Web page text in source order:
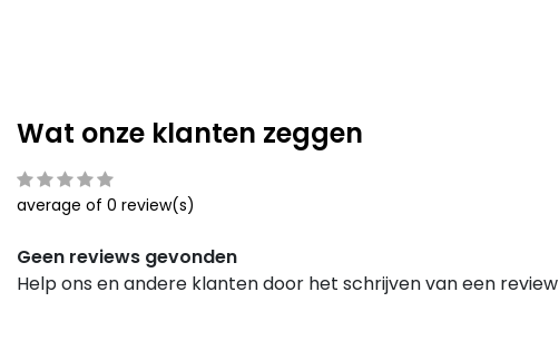
Wat onze klanten zeggen
average of 0 review(s)
Geen reviews gevonden
Help ons en andere klanten door het schrijven van een review